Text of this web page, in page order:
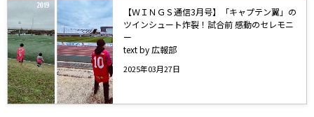
【ＷＩＮＧＳ通信3月号】「キャプテン翼」の
ツインシュート炸裂！試合前 感動のセレモニ
ー
text by 広報部
2025年03月27日